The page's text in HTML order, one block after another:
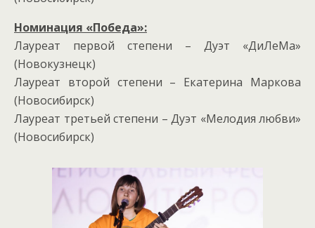
Номинация «Победа»:
Лауреат первой степени – Дуэт «ДиЛеМа»
(Новокузнецк)
Лауреат второй степени – Екатерина Маркова
(Новосибирск)
Лауреат третьей степени – Дуэт «Мелодия любви»
(Новосибирск)